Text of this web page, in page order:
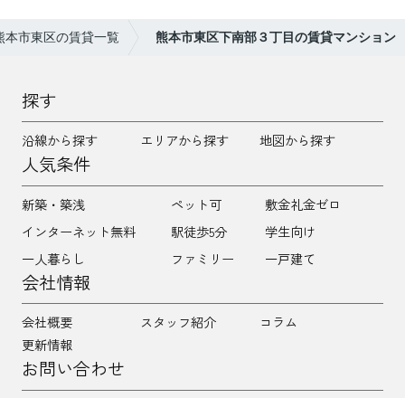
本市東区の賃貸一覧 熊本市東区下南部３丁目の賃貸マンション
探す
沿線から探す エリアから探す 地図から探す
人気条件
新築・築浅 ペット可
敷金礼金ゼロ
インターネット無料
駅徒歩5分
学生向け
一人暮らし
ファミリー 一戸建て
会社情報
会社概要 スタッフ紹介
コラム
更新情報
お問い合わせ